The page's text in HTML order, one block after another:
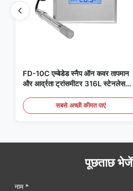
FD-10C एम्बेडेड स्नैप ऑन कवर तापमान
और आर्द्रता ट्रांसमीटर 316L स्टेनलेस
सबसे अच्छी कीमत पाएं
पूछताछ भेजें
नाम *